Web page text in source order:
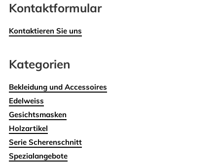
Kontaktformular
Kontaktieren Sie uns
Kategorien
Bekleidung und Accessoires
Edelweiss
Gesichtsmasken
Holzartikel
Serie Scherenschnitt
Spezialangebote